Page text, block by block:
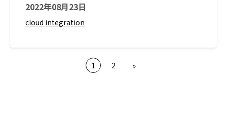
2022年08月23日
cloud integration
1 2 »